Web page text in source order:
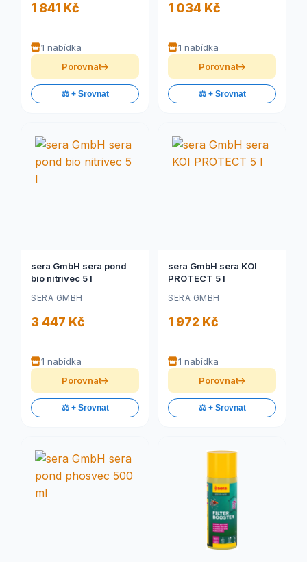
1 841 Kč
1 nabídka
Porovnat
⚖️ + Srovnat
1 034 Kč
1 nabídka
Porovnat
⚖️ + Srovnat
sera GmbH sera pond
bio nitrivec 5 l
SERA GMBH
3 447 Kč
1 nabídka
Porovnat
⚖️ + Srovnat
sera GmbH sera KOI
PROTECT 5 l
SERA GMBH
1 972 Kč
1 nabídka
Porovnat
⚖️ + Srovnat